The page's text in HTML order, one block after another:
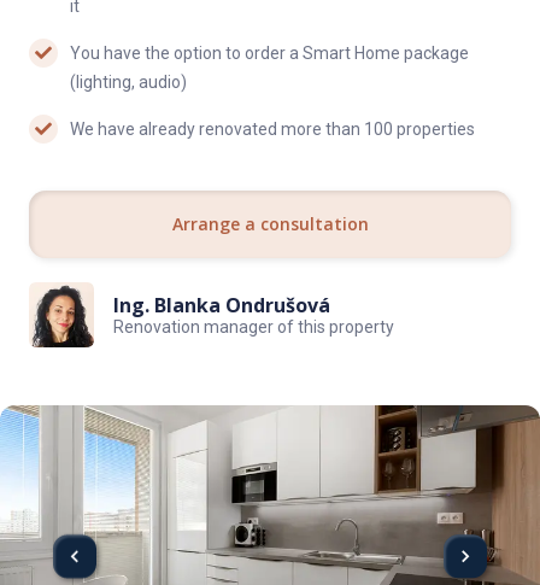
it
You have the option to order a Smart Home package
(lighting, audio)
We have already renovated more than 100 properties
Arrange a consultation
Ing. Blanka Ondrušová
Renovation manager of this property